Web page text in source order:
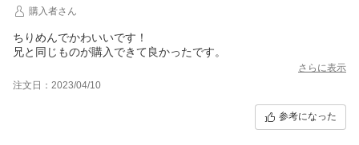
購入者さん
ちりめんでかわいいです！
兄と同じものが購入できて良かったです。
さらに表示
注文日：2023/04/10
参考になった